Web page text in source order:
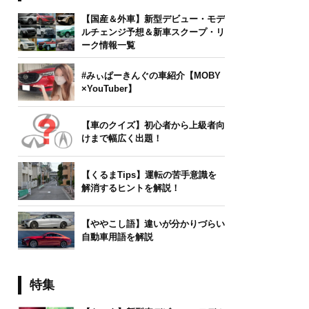
【国産＆外車】新型デビュー・モデ
ルチェンジ予想＆新車スクープ・リ
ーク情報一覧
#みぃぱーきんぐの車紹介【MOBY
×YouTuber】
【車のクイズ】初心者から上級者向
けまで幅広く出題！
【くるまTips】運転の苦手意識を
解消するヒントを解説！
【ややこし語】違いが分かりづらい
自動車用語を解説
特集